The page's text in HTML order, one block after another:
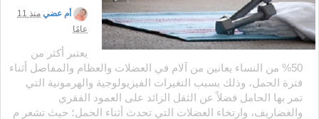
أم عضي
منذ 11
عامًا
يعتبر أكثر من
50% من النساء يعانين من آلام في العضلات والعظام والمفاصل أثناء
فترة الحمل، وذلك بسبب التغيرات الفيزيولوجية والهرمونية التي
تمر بها الحامل فضلاً عن الثقل الزائد على العمود الفقري
والغضاريف، وارتخاء العضلات التي تحدث أثناء الحمل؛ حيث تشعر م